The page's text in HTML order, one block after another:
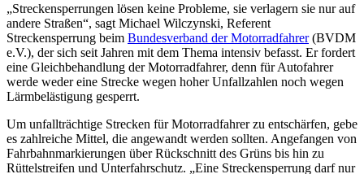
„Streckensperrungen lösen keine Probleme, sie verlagern sie nur auf
andere Straßen“, sagt Michael Wilczynski, Referent
Streckensperrung beim Bundesverband der Motorradfahrer(BVDM
e.V.), der sich seit Jahren mit dem Thema intensiv befasst. Er fordert
eine Gleichbehandlung der Motorradfahrer, denn für Autofahrer
werde weder eine Strecke wegen hoher Unfallzahlen noch wegen
Lärmbelästigung gesperrt.
Um unfallträchtige Strecken für Motorradfahrer zu entschärfen, gebe
es zahlreiche Mittel, die angewandt werden sollten. Angefangen von
Fahrbahnmarkierungen über Rückschnitt des Grüns bis hin zu
Rüttelstreifen und Unterfahrschutz. „Eine Streckensperrung darf nur